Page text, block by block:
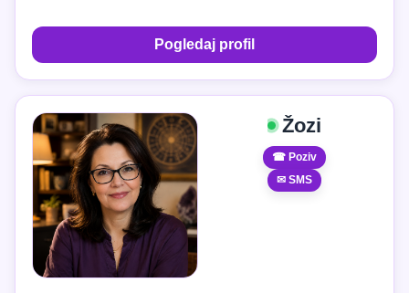
Pogledaj profil
Žozi
☎ Poziv
✉ SMS